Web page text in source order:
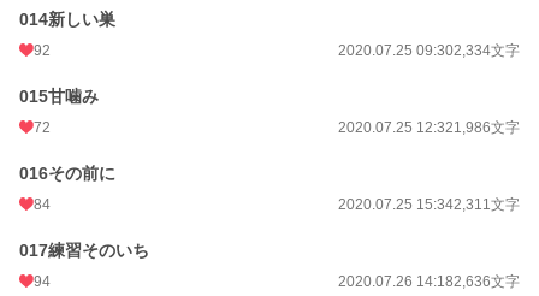
014新しい巣
92 2020.07.25 09:302,334文字
015甘噛み
72 2020.07.25 12:321,986文字
016その前に
84 2020.07.25 15:342,311文字
017練習そのいち
94 2020.07.26 14:182,636文字